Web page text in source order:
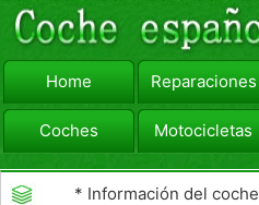
Home Reparaciones
Coches Motocicletas
viajar Camiones
* Información del coche